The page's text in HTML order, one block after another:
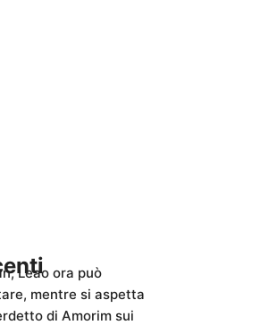
Leao ora può
mentre si aspetta
di Amorim sui